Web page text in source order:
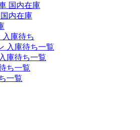
国内在庫
内在庫
庫待ち
入庫待ち一覧
庫待ち一覧
ち一覧
一覧